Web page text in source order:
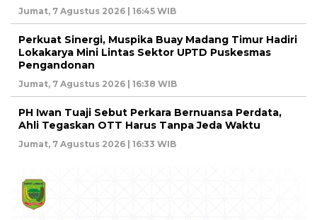
Jumat, 7 Agustus 2026 | 16:45 WIB
Perkuat Sinergi, Muspika Buay Madang Timur Hadiri
Lokakarya Mini Lintas Sektor UPTD Puskesmas
Pengandonan
Jumat, 7 Agustus 2026 | 16:38 WIB
PH Iwan Tuaji Sebut Perkara Bernuansa Perdata,
Ahli Tegaskan OTT Harus Tanpa Jeda Waktu
Jumat, 7 Agustus 2026 | 16:33 WIB